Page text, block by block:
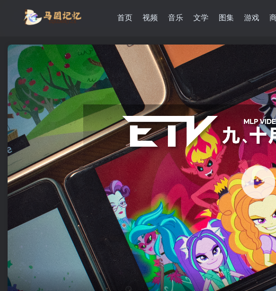
首页 视频 音乐 文学 图集 游戏
滚动顶部底部
防止弹幕重叠
同步视频
1/4 半屏
极慢 适
滚动顶部底部